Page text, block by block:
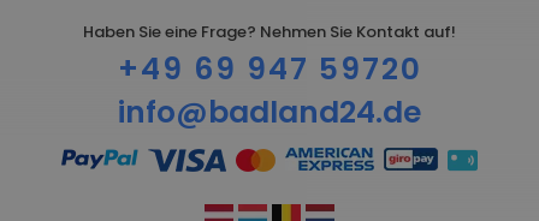
Haben Sie eine Frage? Nehmen Sie Kontakt auf!
+49 69 947 59720
info@badland24.de